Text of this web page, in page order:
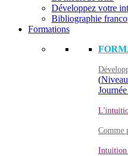
Développez votre
Bibliographie
Formations
(
Comme
Intuition